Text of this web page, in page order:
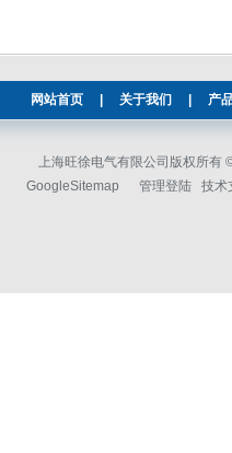
网站首页 关于我们 产
上海旺徐电气有限公司版权所有
GoogleSitemap
管理登陆 技术